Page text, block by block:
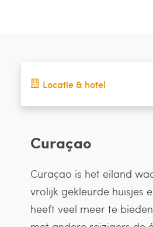
Locatie & hotel
Curaçao
Curaçao is het eiland
vrolijk gekleurde huisjes
heeft veel meer te